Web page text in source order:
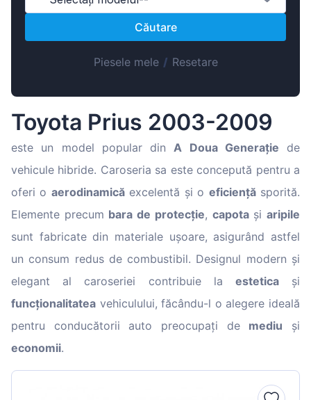
Lietuvių
Slovenian
Latvian
Slovenčina
Căutare
Piesele mele/ Resetare
Toyota Prius 2003-2009
este un model popular din A Doua Generație de
vehicule hibride. Caroseria sa este concepută pentru a
oferi o aerodinamicăexcelentă și o eficiențăsporită.
Elemente precum bara de protecție, capotașiaripile
sunt fabricate din materiale ușoare, asigurând astfel
un consum redus de combustibil. Designul modern și
elegant al caroseriei contribuie la esteticași
funcționalitatea vehiculului, făcându-l o alegere ideală
pentru conducătorii auto preocupați de mediu și
economii.